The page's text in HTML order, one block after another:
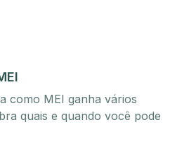
como MEI ganha vários
quais e quando você pode